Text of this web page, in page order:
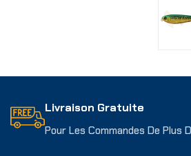
Livraison Gratuite
Pour Les Commandes De Plus